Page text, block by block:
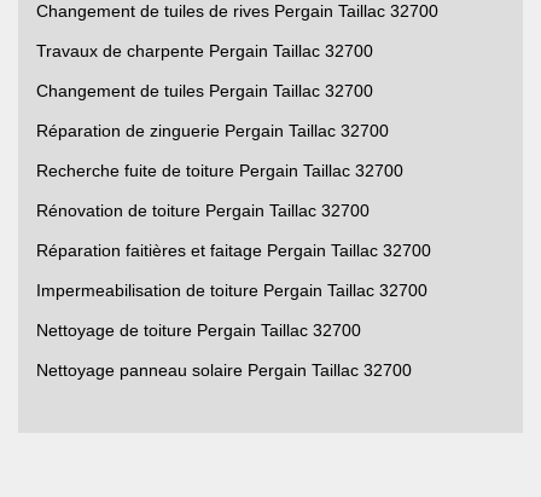
Changement de tuiles de rives Pergain Taillac 32700
Travaux de charpente Pergain Taillac 32700
Changement de tuiles Pergain Taillac 32700
Réparation de zinguerie Pergain Taillac 32700
Recherche fuite de toiture Pergain Taillac 32700
Rénovation de toiture Pergain Taillac 32700
Réparation faitières et faitage Pergain Taillac 32700
Impermeabilisation de toiture Pergain Taillac 32700
Nettoyage de toiture Pergain Taillac 32700
Nettoyage panneau solaire Pergain Taillac 32700